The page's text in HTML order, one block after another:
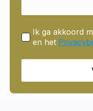
Ik ga akkoord
en het